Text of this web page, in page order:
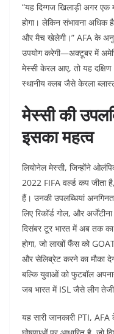
“यह दिग्गज खिलाड़ी अगर
होगा। लेकिन संभावना अधिक
और मैच खेलेगी।” AFA के
उपयोग करेगी—अक्टूबर में
मेस्सी केरल आए, तो यह
स्थानीय क्लब जैसे केरला
मेस्सी की
इसका महत्व
लियोनेल मेस्सी, जिन्होंने
2022 FIFA वर्ल्ड कप जीता
हैं। उनकी उपलब्धियां
लिए रिकॉर्ड गोल, और
दिसंबर टूर भारत में अब तक
होगा, जो लाखों फैंस को
और सेलिब्रेट करने का मौका
बल्कि युवाओं को फुटबॉल
जब भारत में ISL जैसे लीग
यह सारी जानकारी PTI,